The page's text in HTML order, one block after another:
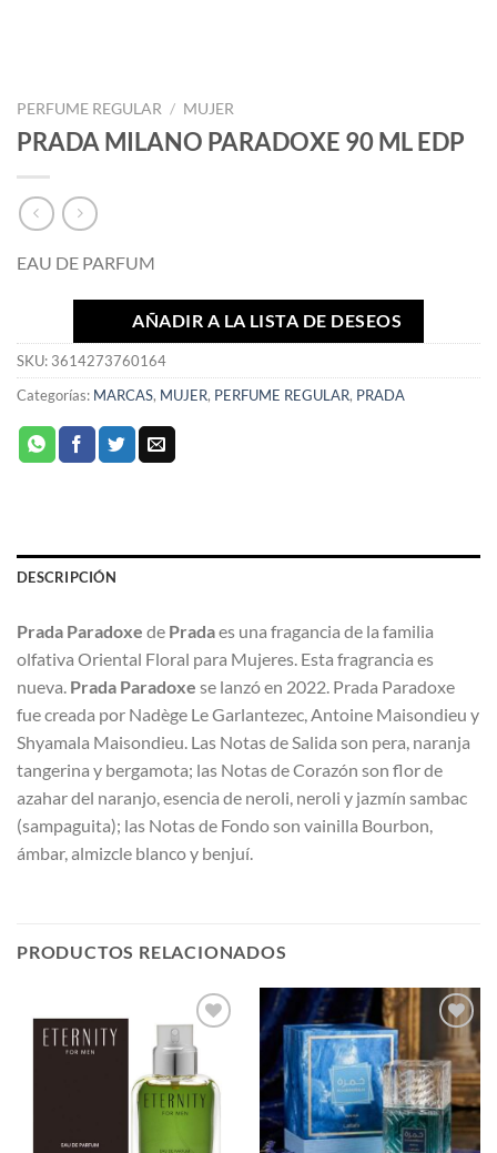
PERFUME REGULAR / MUJER
PRADA MILANO PARADOXE 90 ML EDP
EAU DE PARFUM
AÑADIR A LA LISTA DE DESEOS
SKU: 3614273760164
Categorías: MARCAS, MUJER, PERFUME REGULAR, PRADA
DESCRIPCIÓN
Prada Paradoxe de Pradaes una fragancia de la familia
olfativa Oriental Floral para Mujeres. Esta fragrancia es
nueva. Prada Paradoxe se lanzó en 2022. Prada Paradoxe
fue creada por Nadège Le Garlantezec, Antoine Maisondieu y
Shyamala Maisondieu. Las Notas de Salida son pera, naranja
tangerina y bergamota; las Notas de Corazón son flor de
azahar del naranjo, esencia de neroli, neroli y jazmín sambac
(sampaguita); las Notas de Fondo son vainilla Bourbon,
ámbar, almizcle blanco y benjuí.
PRODUCTOS RELACIONADOS
AÑADIR
LISTA
DE
AÑADIR
A LA
LISTA
DE
DESEOS